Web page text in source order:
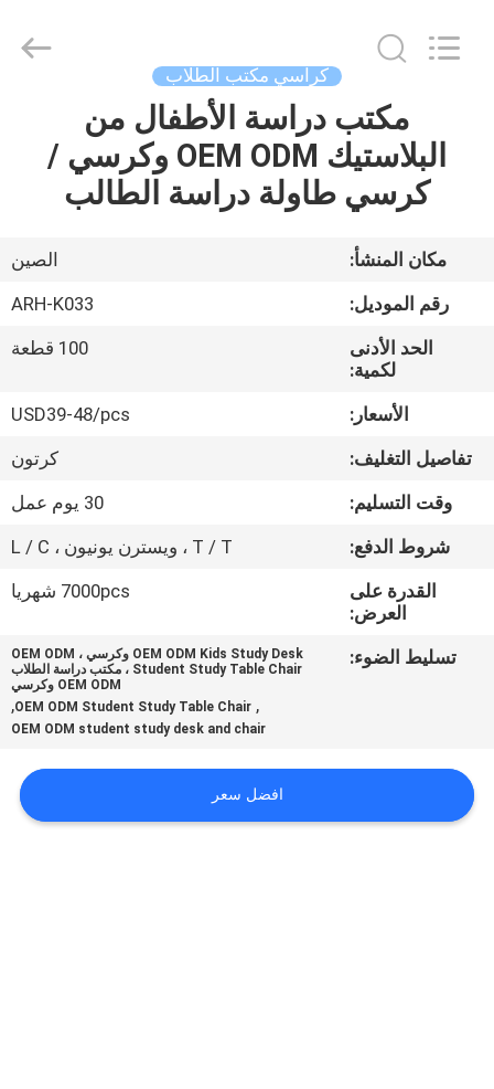
معلومات
في
المعمل
مراقبة
الجودة
اتصل
مدونات
اطلب
Commercial
Co.,Ltd.
كراسي مكتب الطلاب
مكتب دراسة الأطفال من
البلاستيك OEM ODM وكرسي /
كرسي طاولة دراسة الطالب
مكان المنشأ:
الصين
رقم الموديل:
ARH-K033
الحد الأدنى
لكمية:
100 قطعة
الأسعار:
USD39-48/pcs
تفاصيل التغليف:
كرتون
وقت التسليم:
30 يوم عمل
شروط الدفع:
T / T ، ويسترن يونيون ، L / C
القدرة على
العرض:
7000pcs شهريا
تسليط الضوء:
OEM ODM Kids Study Desk وكرسي ، OEM ODM
Student Study Table Chair ، مكتب دراسة الطلاب
OEM ODM وكرسي
,
OEM ODM Student Study Table Chair
,
OEM ODM student study desk and chair
افضل سعر